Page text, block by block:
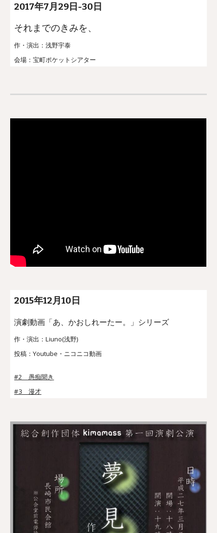
2017年7月29 日-30日
それまでのきみを、
作・演出：浅野宇泰
会場：宝町ポケットシアター
2015年12月10 日
演劇動画「あ、かおしれーたー。」シリーズ
作・演出：Liuno(浅野)
投稿：Youtube・ニコニコ動画
#2 愚痴聞き
#3 漫才